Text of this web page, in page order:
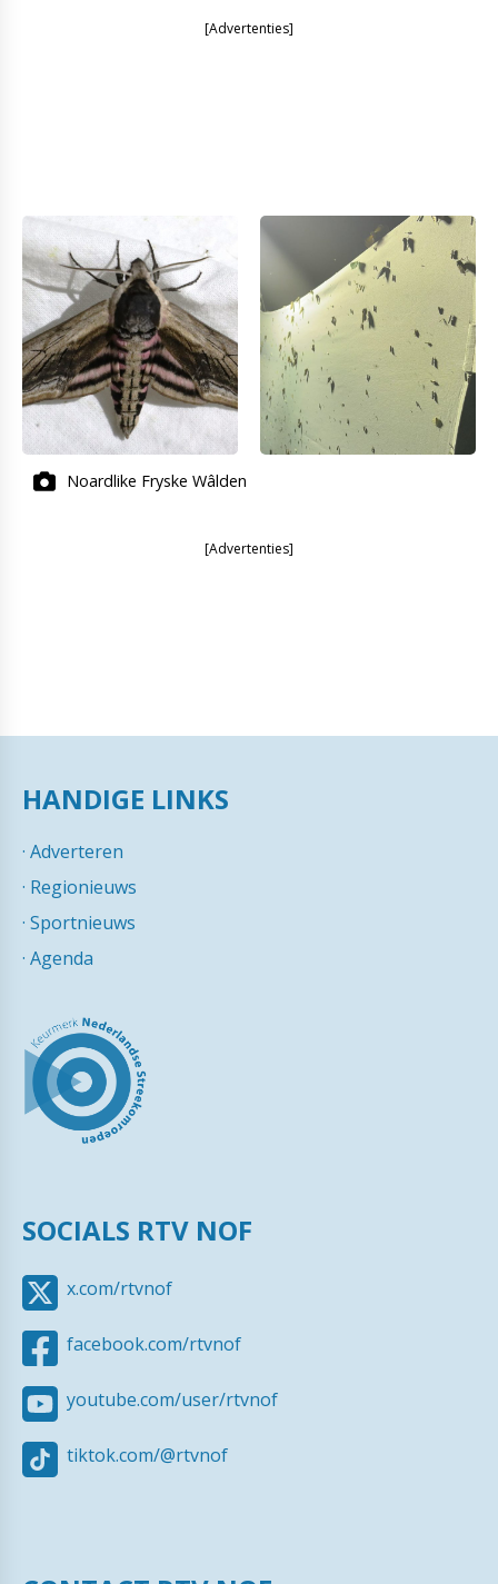
[Advertenties]
Noardlike Fryske Wâlden
[Advertenties]
HANDIGE LINKS
· Adverteren
· Regionieuws
· Sportnieuws
· Agenda
SOCIALS RTV NOF
x.com/rtvnof
facebook.com/rtvnof
youtube.com/user/rtvnof
tiktok.com/@rtvnof